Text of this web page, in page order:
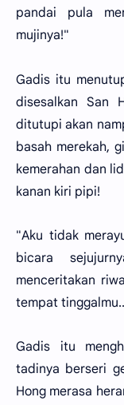
pandai pula
mujinya!"
Gadis itu
disesalkan San
ditutupi akan
basah merekah,
kemerahan dan
kanan kiri pipi!
"Aku tidak
bicara
menceritakan
tempat
Gadis itu
tadinya berseri
Hong merasa